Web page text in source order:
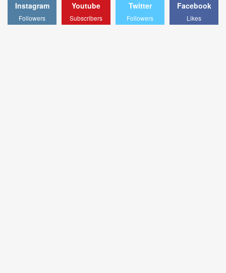
Facebook
Likes
Twitter
Followers
Youtube
Subscribers
Instagram
Followers